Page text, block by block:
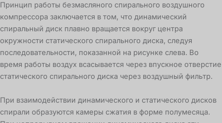
Принцип работы безмасляного спирального воздушного
компрессора заключается в том, что динамический
спиральный диск плавно вращается вокруг центра
окружности статического спирального диска, следуя
последовательности, показанной на рисунке слева. Во
время работы воздух всасывается через впускное отверстие
статического спирального диска через воздушный фильтр.
При взаимодействии динамического и статического дисков
спирали образуются камеры сжатия в форме полумесяца.